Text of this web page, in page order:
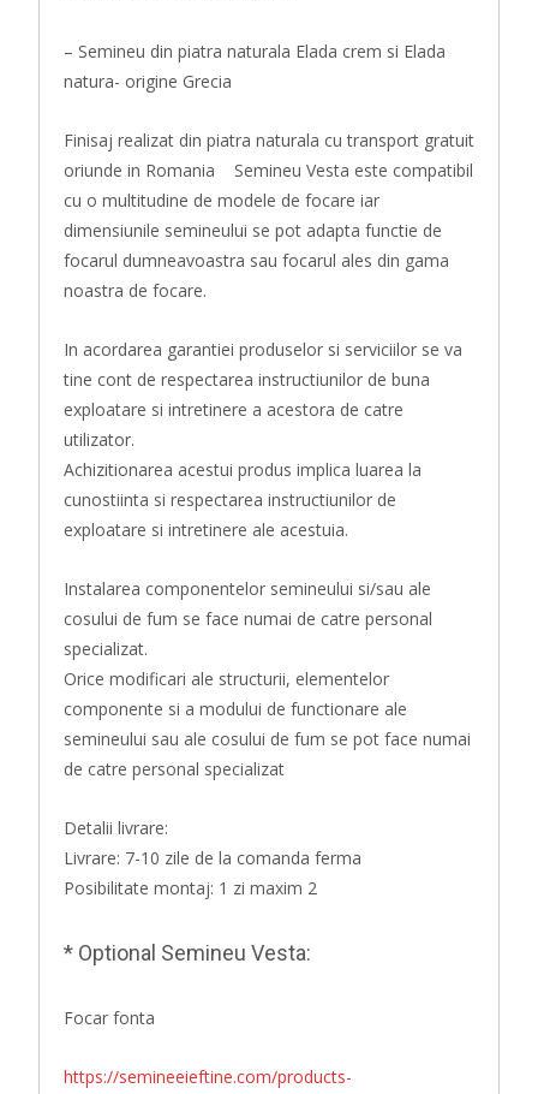
– Semineu din piatra naturala Elada crem si Elada
natura- origine Grecia
Finisaj realizat din piatra naturala cu transport gratuit
oriunde in Romania Semineu Vesta este compatibil
cu o multitudine de modele de focare iar
dimensiunile semineului se pot adapta functie de
focarul dumneavoastra sau focarul ales din gama
noastra de focare.
In acordarea garantiei produselor si serviciilor se va
tine cont de respectarea instructiunilor de buna
exploatare si intretinere a acestora de catre
utilizator.
Achizitionarea acestui produs implica luarea la
cunostiinta si respectarea instructiunilor de
exploatare si intretinere ale acestuia.
Instalarea componentelor semineului si/sau ale
cosului de fum se face numai de catre personal
specializat.
Orice modificari ale structurii, elementelor
componente si a modului de functionare ale
semineului sau ale cosului de fum se pot face numai
de catre personal specializat
Detalii livrare:
Livrare: 7-10 zile de la comanda ferma
Posibilitate montaj: 1 zi maxim 2
* Optional Semineu Vesta:
Focar fonta
https://semineeieftine.com/products-